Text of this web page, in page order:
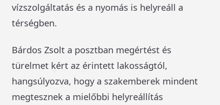
vízszolgáltatás és a nyomás is helyreáll a
térségben.
Bárdos Zsolt a posztban megértést és
türelmet kért az érintett lakosságtól,
hangsúlyozva, hogy a szakemberek mindent
megtesznek a mielőbbi helyreállítás